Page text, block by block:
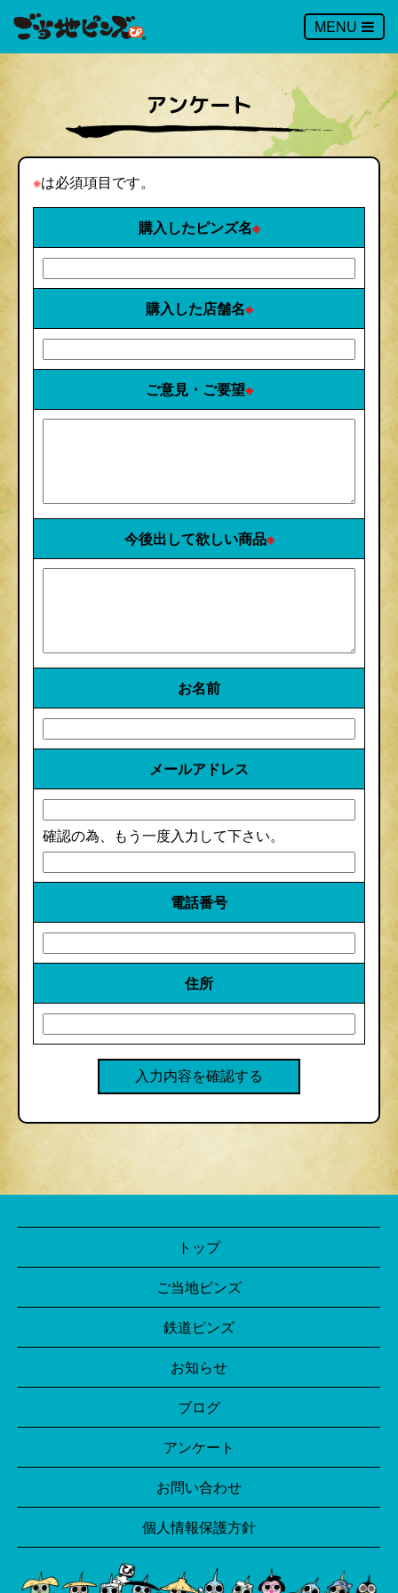
MENU
アンケート
※は必須項目です。
購入したピンズ名※
購入した店舗名※
ご意見・ご要望※
今後出して欲しい商品※
お名前
メールアドレス
確認の為、もう一度入力して下さい。
電話番号
住所
トップ
ご当地ピンズ
鉄道ピンズ
お知らせ
ブログ
アンケート
お問い合わせ
個人情報保護方針